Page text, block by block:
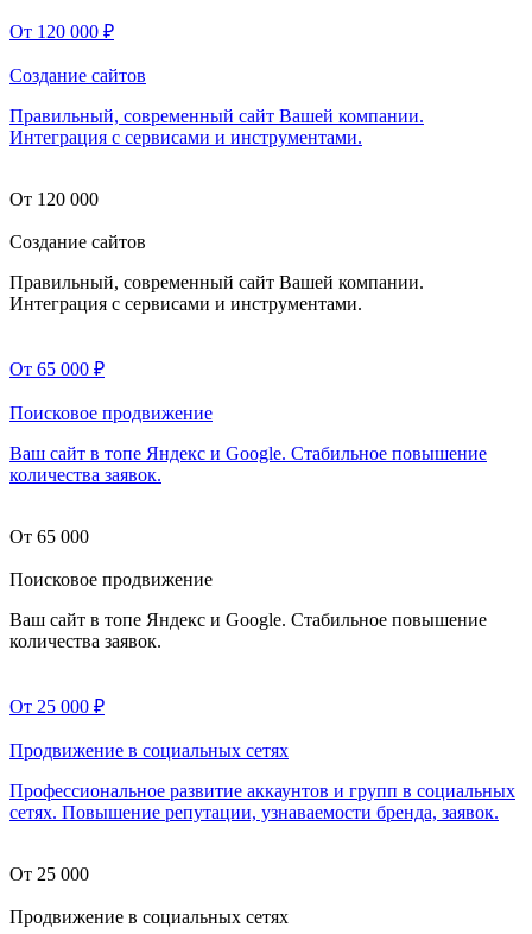
От 120 000 ₽
Создание сайтов
Правильный, современный сайт Вашей компании.
Интеграция с сервисами и инструментами.
От 120 000
Создание сайтов
Правильный, современный сайт Вашей компании.
Интеграция с сервисами и инструментами.
От 65 000 ₽
Поисковое продвижение
Ваш сайт в топе Яндекс и Google. Стабильное повышение
количества заявок.
От 65 000
Поисковое продвижение
Ваш сайт в топе Яндекс и Google. Стабильное повышение
количества заявок.
От 25 000 ₽
Продвижение в социальных сетях
Профессиональное развитие аккаунтов и групп в социальных
сетях. Повышение репутации, узнаваемости бренда, заявок.
От 25 000
Продвижение в социальных сетях